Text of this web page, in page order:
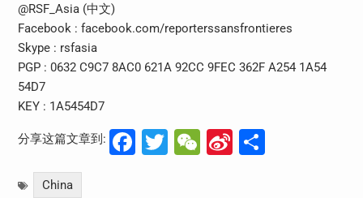
@RSF_Asia (中文)
Facebook : facebook.com/reporterssansfrontieres
Skype : rsfasia
PGP : 0632 C9C7 8AC0 621A 92CC 9FEC 362F A254 1A54
54D7
KEY : 1A5454D7
分享这篇文章到: Facebook
Twitter
WeChat
Sina分
China